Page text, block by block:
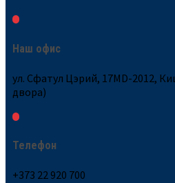
Наш офис
ул. Сфатул Цэрий, 17MD-2012,
двора)
Телефон
+373 22 920 700